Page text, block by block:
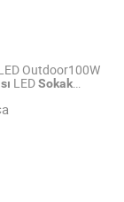
Outdoor100W
LEDSokak
Co., Ltd.